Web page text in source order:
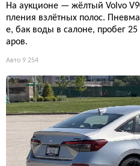
На аукционе — жёлтый Volvo
пления взлётных полос.
е, бак воды в салоне, пробег
аров.
Авто 9 254